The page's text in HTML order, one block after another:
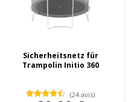
Sicherheitsnetz für
Trampolin Initio 360
(24 avis)